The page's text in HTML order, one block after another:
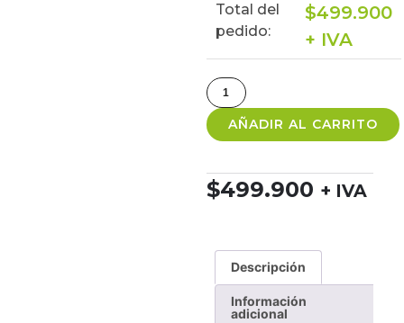
Total del
pedido:
$499.900
+ IVA
AÑADIR AL CARRITO
$499.900 + IVA
Descripción
Información
adicional